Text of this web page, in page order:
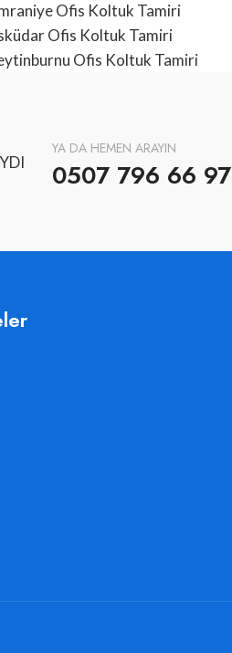
Ofis Koltuk Tamiri
Ofis Koltuk Tamiri
Ofis Koltuk Tamiri
YA DA HEMEN ARAYIN
0507 796 66 97